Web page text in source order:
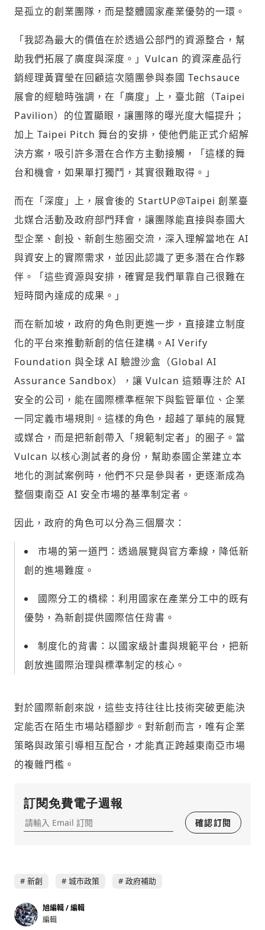
是孤立的創業團隊，而是整體國家產業優勢的一環。
「我認為最大的價值在於透過公部門的資源整合，幫
助我們拓展了廣度與深度。」Vulcan 的資深產品行
銷經理黃寶瑩在回顧這次隨團參與泰國 Techsauce
展會的經驗時強調，在「廣度」上，臺北館（Taipei
Pavilion）的位置顯眼，讓團隊的曝光度大幅提升；
加上 Taipei Pitch 舞台的安排，使他們能正式介紹解
決方案，吸引許多潛在合作方主動接觸，「這樣的舞
台和機會，如果單打獨鬥，其實很難取得。」
而在「深度」上，展會後的 StartUP@Taipei 創業臺
北媒合活動及政府部門拜會，讓團隊能直接與泰國大
型企業、創投、新創生態圈交流，深入理解當地在 AI
與資安上的實際需求，並因此認識了更多潛在合作夥
伴。「這些資源與安排，確實是我們單靠自己很難在
短時間內達成的成果。」
而在新加坡，政府的角色則更進一步，直接建立制度
化的平台來推動新創的信任建構。AI Verify
Foundation 與全球 AI 驗證沙盒（Global AI
Assurance Sandbox），讓 Vulcan 這類專注於 AI
安全的公司，能在國際標準框架下與監管單位、企業
一同定義市場規則。這樣的角色，超越了單純的展覽
或媒合，而是把新創帶入「規範制定者」的圈子。當
Vulcan 以核心測試者的身份，幫助泰國企業建立本
地化的測試案例時，他們不只是參與者，更逐漸成為
整個東南亞 AI 安全市場的基準制定者。
因此，政府的角色可以分為三個層次：
市場的第一道門：透過展覽與官方牽線，降低新
創的進場難度。
國際分工的橋樑：利用國家在產業分工中的既有
優勢，為新創提供國際信任背書。
制度化的背書：以國家級計畫與規範平台，把新
創放進國際治理與標準制定的核心。
對於國際新創來說，這些支持往往比技術突破更能決
定能否在陌生市場站穩腳步。對新創而言，唯有企業
策略與政策引導相互配合，才能真正跨越東南亞市場
的複雜門檻。
訂閱免費電子週報
確認訂閱
新創 城市政策 政府補助
旭編輯 / 編輯
編輯